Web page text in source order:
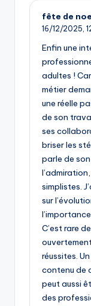
fête de
16/12/2025,
Enfin une
adultes !
métier
une réelle
de son
ses
briser les
parle de
simplistes.
sur
C’est rare
réussites.
contenu de
peut aussi
des